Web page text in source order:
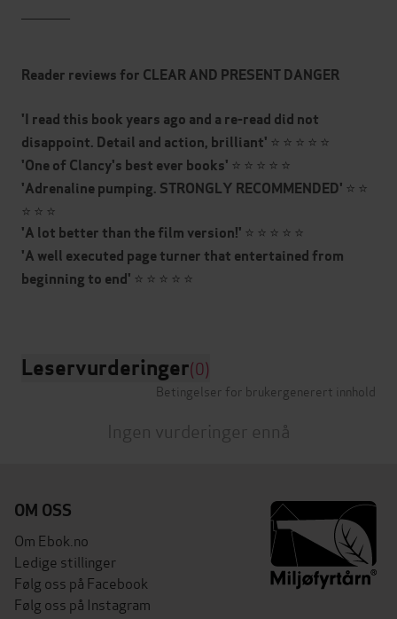
Reader reviews for CLEAR AND PRESENT DANGER
'I read this book years ago and a re-read did not
disappoint. Detail and action, brilliant' ⭐ ⭐ ⭐ ⭐ ⭐
'One of Clancy's best ever books' ⭐ ⭐ ⭐ ⭐ ⭐
'Adrenaline pumping. STRONGLY RECOMMENDED' ⭐ ⭐
⭐ ⭐ ⭐
'A lot better than the film version!' ⭐ ⭐ ⭐ ⭐ ⭐
'A well executed page turner that entertained from
beginning to end' ⭐ ⭐ ⭐ ⭐ ⭐
Leservurderinger(0)
Betingelser for brukergenerert innhold
Ingen vurderinger ennå
OM OSS
Om Ebok.no
Ledige stillinger
Følg oss på Facebook
Følg oss på Instagram